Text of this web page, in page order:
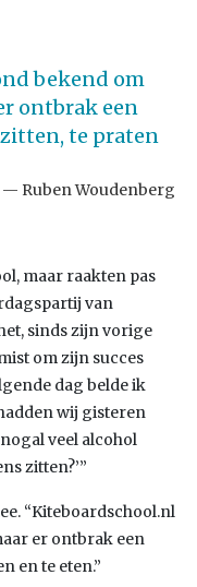
bekend om
ontbrak een
te praten
Ruben Woudenberg
maar raakten pas
van
sinds zijn vorige
om zijn succes
dag belde ik
wij gisteren
veel alcohol
zitten?’”
“Kiteboardschool.nl
er ontbrak een
en te eten.”